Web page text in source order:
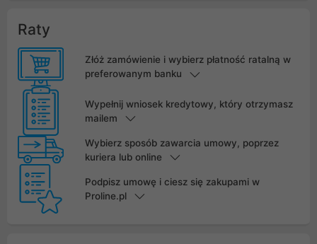
Raty
Złóż zamówienie i wybierz płatność ratalną w
preferowanym banku
Wypełnij wniosek kredytowy, który otrzymasz
mailem
Wybierz sposób zawarcia umowy, poprzez
kuriera lub online
Podpisz umowę i ciesz się zakupami w
Proline.pl